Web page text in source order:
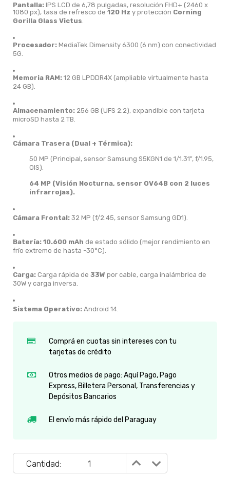
Pantalla: IPS LCD de 6,78 pulgadas, resolución FHD+ (2460 x
1080 px), tasa de refresco de 120 Hz y protección Corning
Gorilla Glass Victus
Procesador: MediaTek Dimensity 6300 (6 nm) con conectividad
5G.
Memoria RAM: 12 GB LPDDR4X (ampliable virtualmente hasta
24 GB).
Almacenamiento: 256 GB (UFS 2.2), expandible con tarjeta
microSD hasta 2 TB.
Cámara Trasera (Dual + Térmica):
50 MP (Principal, sensor Samsung S5KGN1 de 1/1.31", f/1.95,
OIS).
64 MP (Visión Nocturna, sensor OV64B con 2 luces
infrarrojas).
Cámara Frontal: 32 MP (f/2.45, sensor Samsung GD1).
Batería: 10.600 mAh de estado sólido (mejor rendimiento en
frío extremo de hasta -30°C).
Carga: Carga rápida de 33W por cable, carga inalámbrica de
30W y carga inversa.
Sistema Operativo: Android 14.
Comprá en cuotas sin intereses con tu
tarjetas de crédito
Otros medios de pago: Aquí Pago, Pago
Express, Billetera Personal, Transferencias y
Depósitos Bancarios
El envío más rápido del Paraguay
Cantidad: